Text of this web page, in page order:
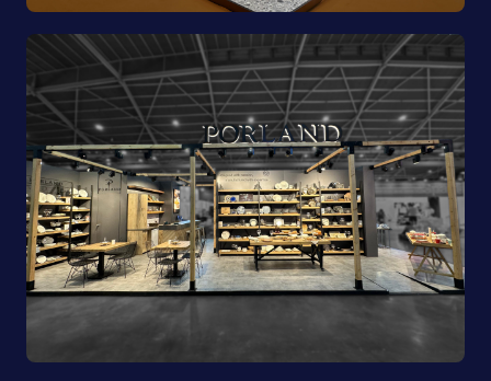
Pioli | EquipHotel